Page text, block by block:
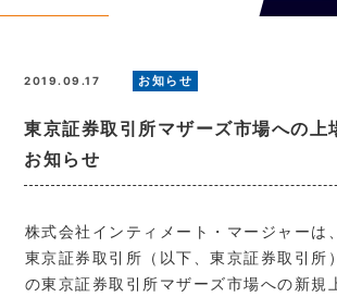
2019.09.17 お知らせ
東京証券取引所マザーズ市場への上
お知らせ
株式会社インティメート・マージャーは
東京証券取引所（以下、東京証券取引所
の東京証券取引所マザーズ市場への新規